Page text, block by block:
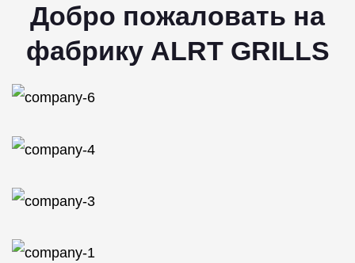
Добро пожаловать на
фабрику ALRT GRILLS